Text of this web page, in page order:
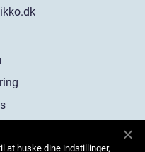
at huske dine indstillinger,